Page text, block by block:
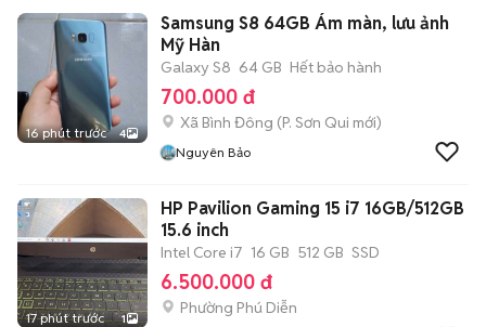
16 phút trước 4
Samsung S8 64GB Ám màn, lưu ảnh
Mỹ Hàn
Galaxy S8 64 GB Hết bảo hành
700.000 đ
Xã Bình Đông (P. Sơn Qui mới)
Nguyên Bảo
17 phút trước 1
HP Pavilion Gaming 15 i7 16GB/512GB
15.6 inch
Intel Core i7 16 GB 512 GB SSD
6.500.000 đ
Phường Phú Diễn